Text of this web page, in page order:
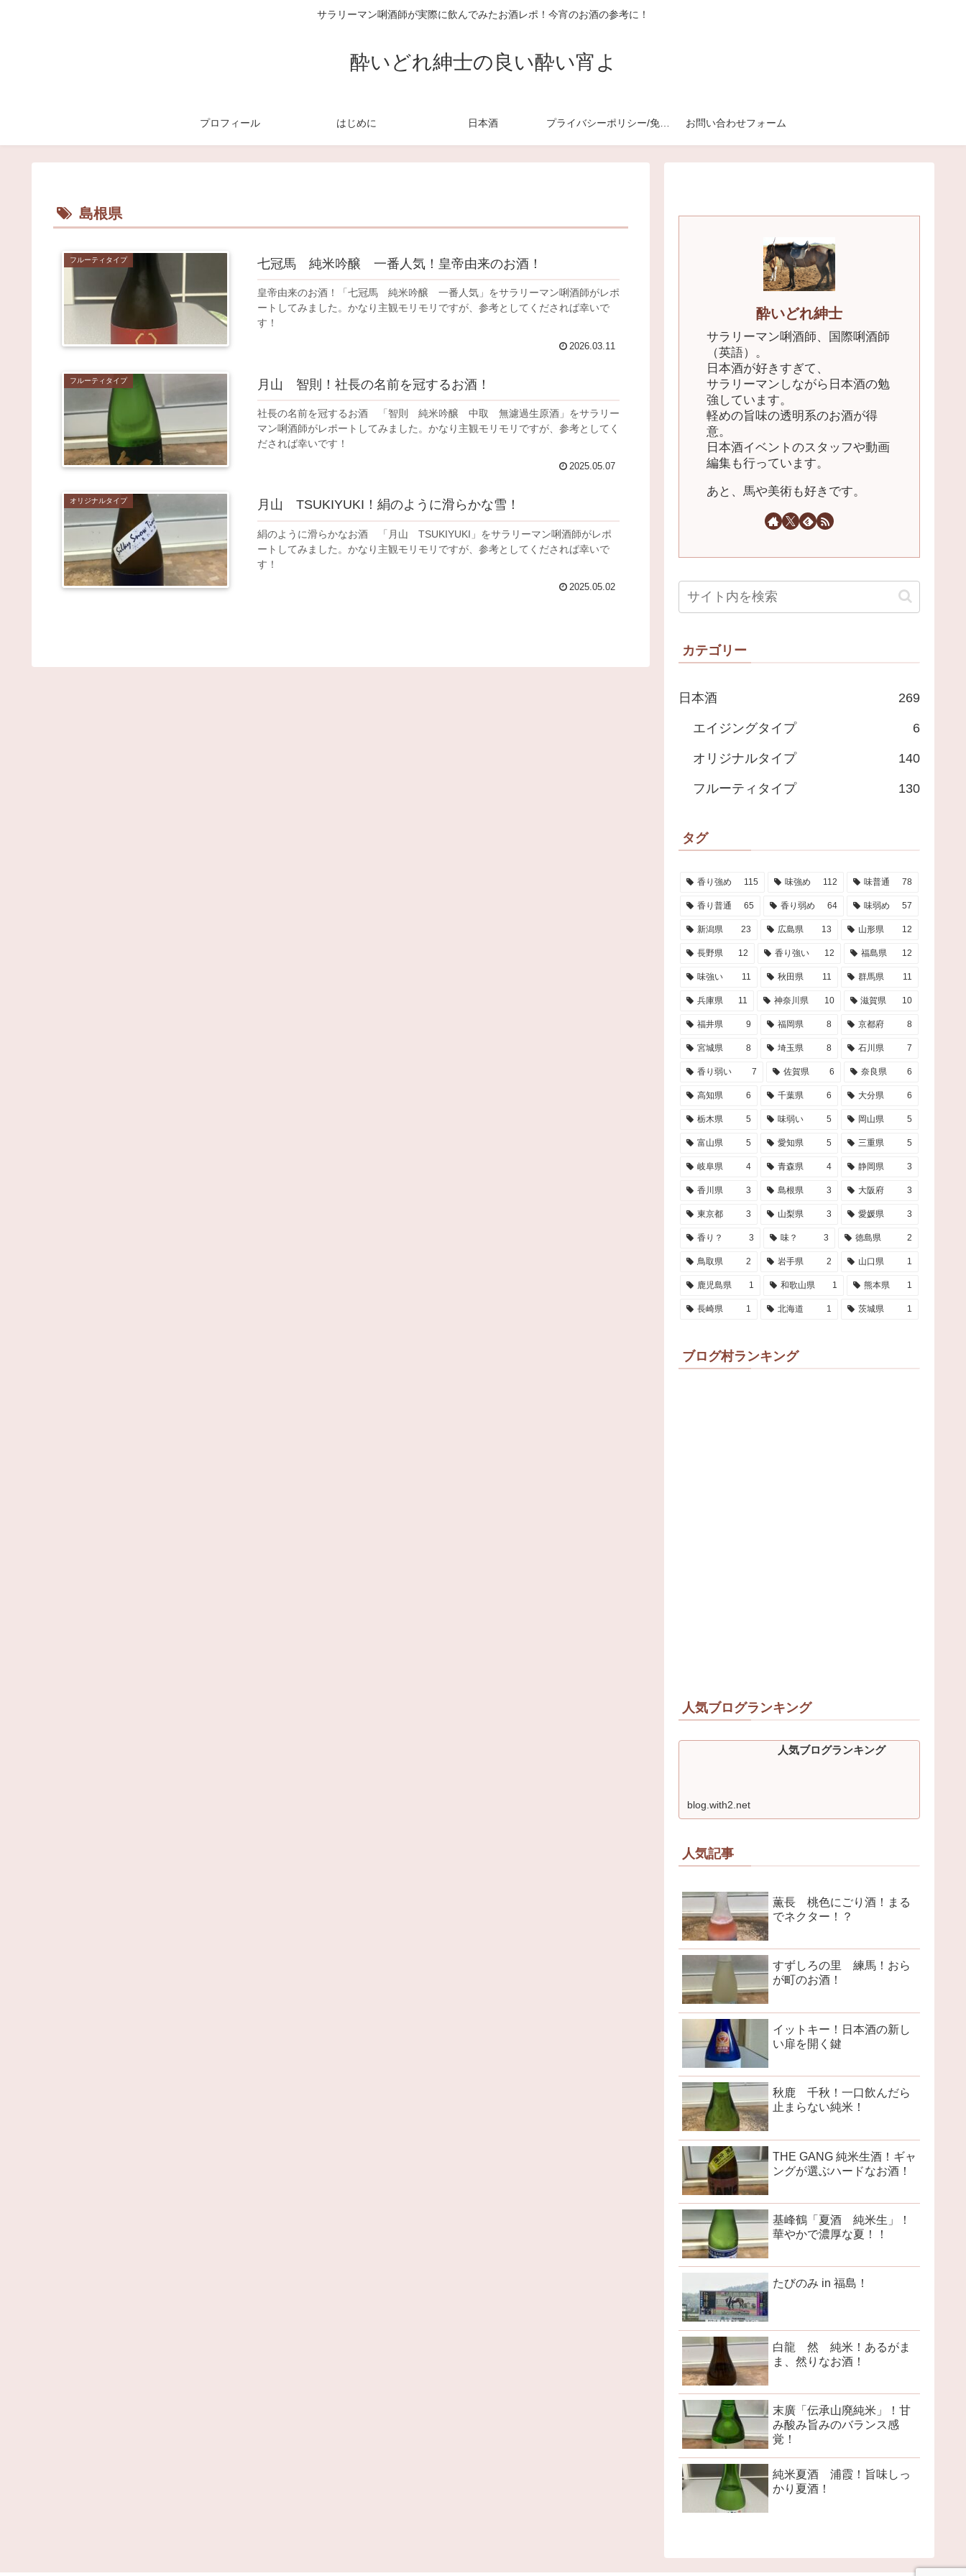
サラリーマン唎酒師が実際に飲んでみたお酒レポ！今宵のお酒の参考に！
酔いどれ紳士の良い酔い宵よ
プロフィール はじめに 日本酒 プライバシーポリシー/免責事項 お問い合わせフォーム
島根県
フルーティタイプ 七冠馬 純米吟醸 一番人気！皇帝由来のお酒！
皇帝由来のお酒！「七冠馬 純米吟醸 一番人気」をサラリーマン唎酒師がレポ
ートしてみました。かなり主観モリモリですが、参考としてくだされば幸いで
す！
2026.03.11
フルーティタイプ 月山 智則！社長の名前を冠するお酒！
社長の名前を冠するお酒 「智則 純米吟醸 中取 無濾過生原酒」をサラリー
マン唎酒師がレポートしてみました。かなり主観モリモリですが、参考としてく
だされば幸いです！
2025.05.07
オリジナルタイプ 月山 TSUKIYUKI！絹のように滑らかな雪！
絹のように滑らかなお酒 「月山 TSUKIYUKI」をサラリーマン唎酒師がレポ
ートしてみました。かなり主観モリモリですが、参考としてくだされば幸いで
す！
2025.05.02
酔いどれ紳士
サラリーマン唎酒師、国際唎酒師
（英語）。
日本酒が好きすぎて、
サラリーマンしながら日本酒の勉
強しています。
軽めの旨味の透明系のお酒が得
意。
日本酒イベントのスタッフや動画
編集も行っています。
あと、馬や美術も好きです。
カテゴリー
日本酒 269
エイジングタイプ 6
オリジナルタイプ 140
フルーティタイプ 130
タグ
香り強め 115 味強め 112 味普通 78
香り普通 65 香り弱め 64 味弱め 57
新潟県 23 広島県 13 山形県 12
長野県 12 香り強い 12 福島県 12
味強い 11 秋田県 11 群馬県 11
兵庫県 11 神奈川県 10 滋賀県 10
福井県 9 福岡県 8 京都府 8
宮城県 8 埼玉県 8 石川県 7
香り弱い 7 佐賀県 6 奈良県 6
高知県 6 千葉県 6 大分県 6
栃木県 5 味弱い 5 岡山県 5
富山県 5 愛知県 5 三重県 5
岐阜県 4 青森県 4 静岡県 3
香川県 3 島根県 3 大阪府 3
東京都 3 山梨県 3 愛媛県 3
香り？ 3 味？ 3 徳島県 2
鳥取県 2 岩手県 2 山口県 1
鹿児島県 1 和歌山県 1 熊本県 1
長崎県 1 北海道 1 茨城県 1
ブログ村ランキング
人気ブログランキング
人気ブログランキング
blog.with2.net
人気記事
薫長 桃色にごり酒！まる
でネクター！？
すずしろの里 練馬！おら
が町のお酒！
イットキー！日本酒の新し
い扉を開く鍵
秋鹿 千秋！一口飲んだら
止まらない純米！
THE GANG 純米生酒！ギャ
ングが選ぶハードなお酒！
基峰鶴「夏酒 純米生」！
華やかで濃厚な夏！！
たびのみ in 福島！
白龍 然 純米！あるがま
ま、然りなお酒！
末廣「伝承山廃純米」！甘
み酸み旨みのバランス感
覚！
純米夏酒 浦霞！旨味しっ
かり夏酒！